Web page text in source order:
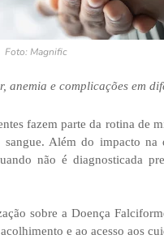
Foto: Magnific
e complicações em
fazem parte da rotina de
Além do impacto na
não é diagnosticada
sobre a Doença
e ao acesso aos